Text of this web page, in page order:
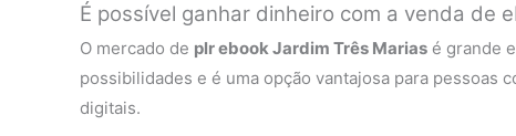
É possível ganhar dinheiro com a venda de
O mercado de plr ebook Jardim Três Marias é grande
possibilidades e é uma opção vantajosa para
digitais.